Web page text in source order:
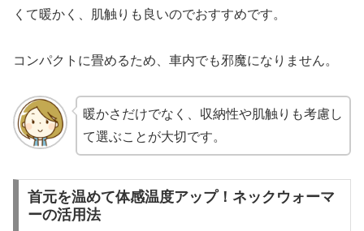
くて暖かく、肌触りも良いのでおすすめです。
コンパクトに畳めるため、車内でも邪魔になりません。
暖かさだけでなく、収納性や肌触りも考慮し
て選ぶことが大切です。
首元を温めて体感温度アップ！ネックウォーマ
ーの活用法